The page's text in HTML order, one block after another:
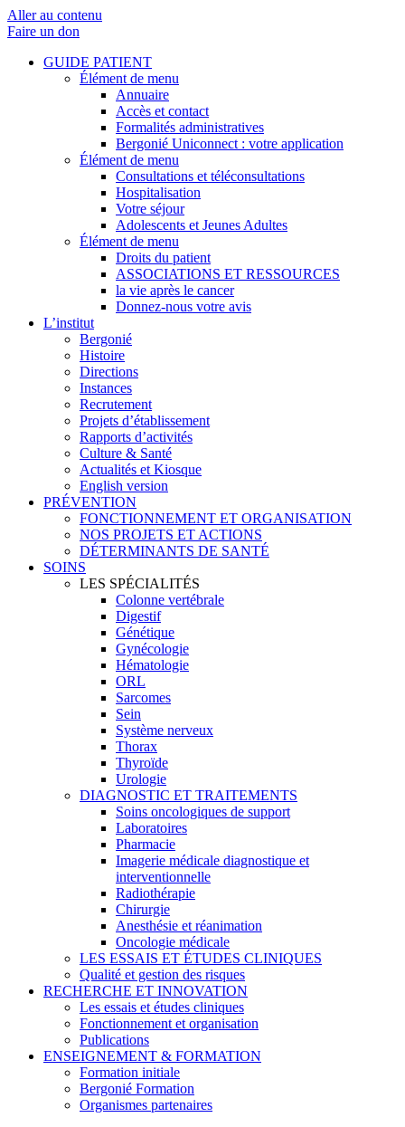
Aller au contenu
Faire un don
GUIDE PATIENT
Élément de menu
Annuaire
Accès et contact
Formalités administratives
Bergonié Uniconnect : votre application
Élément de menu
Consultations et téléconsultations
Hospitalisation
Votre séjour
Adolescents et Jeunes Adultes
Élément de menu
Droits du patient
ASSOCIATIONS ET RESSOURCES
la vie après le cancer
Donnez-nous votre avis
L’institut
Bergonié
Histoire
Directions
Instances
Recrutement
Projets d’établissement
Rapports d’activités
Culture & Santé
Actualités et Kiosque
English version
PRÉVENTION
FONCTIONNEMENT ET ORGANISATION
NOS PROJETS ET ACTIONS
DÉTERMINANTS DE SANTÉ
SOINS
LES SPÉCIALITÉS
Colonne vertébrale
Digestif
Génétique
Gynécologie
Hématologie
ORL
Sarcomes
Sein
Système nerveux
Thorax
Thyroïde
Urologie
DIAGNOSTIC ET TRAITEMENTS
Soins oncologiques de support
Laboratoires
Pharmacie
Imagerie médicale diagnostique et
interventionnelle
Radiothérapie
Chirurgie
Anesthésie et réanimation
Oncologie médicale
LES ESSAIS ET ÉTUDES CLINIQUES
Qualité et gestion des risques
RECHERCHE ET INNOVATION
Les essais et études cliniques
Fonctionnement et organisation
Publications
ENSEIGNEMENT & FORMATION
Formation initiale
Bergonié Formation
Organismes partenaires